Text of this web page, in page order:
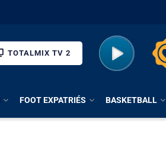
TOTALMIX TV 2
FOOT EXPATRIÉS BASKETBALL